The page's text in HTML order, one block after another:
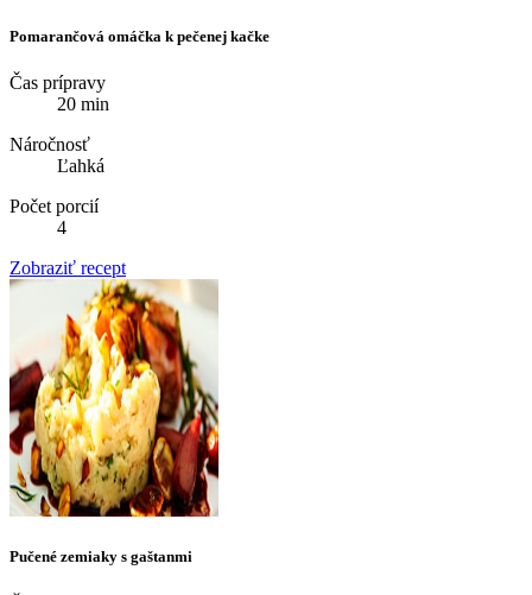
Pomarančová omáčka k pečenej kačke
Čas prípravy
20 min
Náročnosť
Ľahká
Počet porcií
4
Zobraziť recept
Pučené zemiaky s gaštanmi